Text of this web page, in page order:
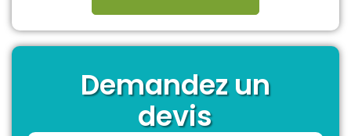
Demandez un
devis